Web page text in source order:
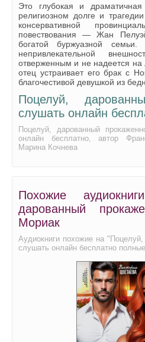
Это глубокая и
религиозном долге и
консервативной
повествования — Жан
богатой буржуазной
непривлекательной
отверженным и не надеется на
отец устраивает его брак с
благочестивой девушкой из
Поцелуй,
слушать онлайн
Поцелуй, дарованный
онлайн бесплатно, автор
Марина Кочнева
Похожие
дарованный
Мориак
Аудиокниги похожие на
слушать онлайн бесплатно